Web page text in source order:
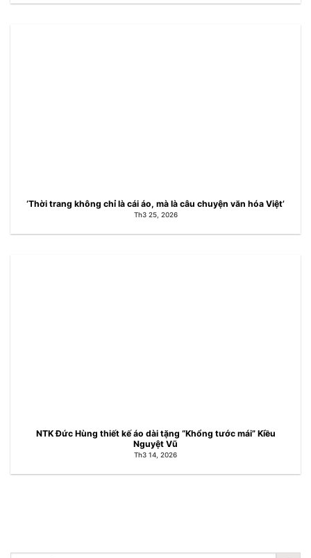
‘Thời trang không chỉ là cái áo, mà là câu chuyện văn hóa Việt’
Th3 25, 2026
NTK Đức Hùng thiết kế áo dài tặng “Khổng tước mái” Kiều
Nguyệt Vũ
Th3 14, 2026